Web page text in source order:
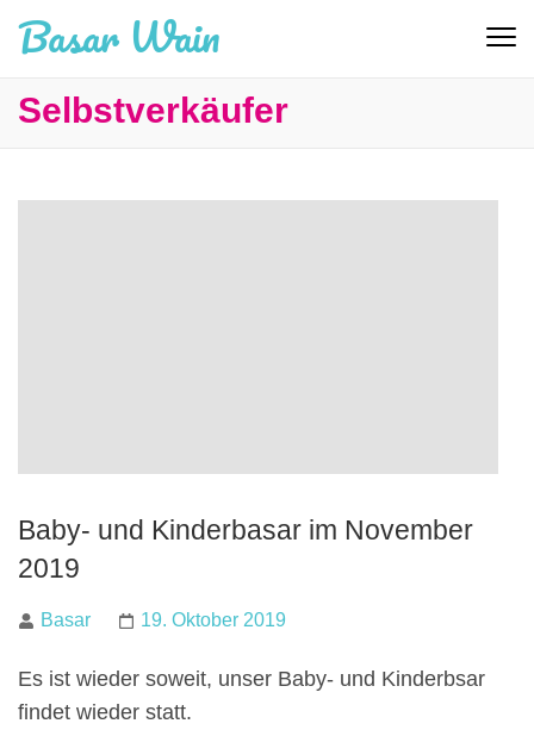
Basar Wain
Selbstverkäufer
Baby- und Kinderbasar im November
2019
Basar 19. Oktober 2019
Es ist wieder soweit, unser Baby- und Kinderbsar
findet wieder statt.